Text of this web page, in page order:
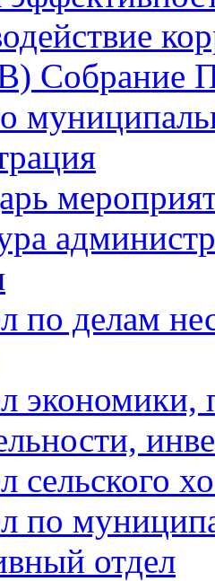
Собрание
по делам
экономики,
сельского
по
отдел